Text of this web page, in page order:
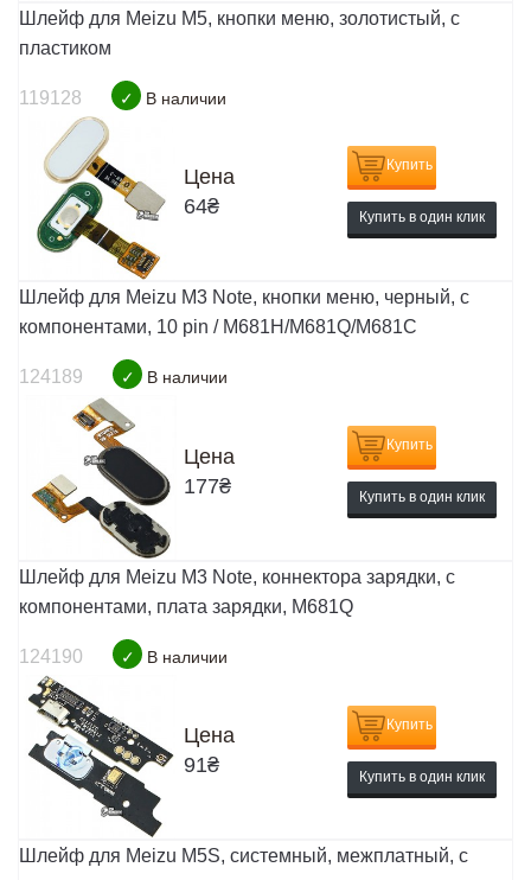
Шлейф для Meizu M5, кнопки меню, золотистый, с
пластиком
119128 ✓ В наличии
Цена
64₴
Купить
Купить в один клик
Шлейф для Meizu M3 Note, кнопки меню, черный, с
компонентами, 10 pin / M681H/M681Q/M681C
124189 ✓ В наличии
Цена
177₴
Купить
Купить в один клик
Шлейф для Meizu M3 Note, коннектора зарядки, с
компонентами, плата зарядки, M681Q
124190 ✓ В наличии
Цена
91₴
Купить
Купить в один клик
Шлейф для Meizu M5S, системный, межплатный, с